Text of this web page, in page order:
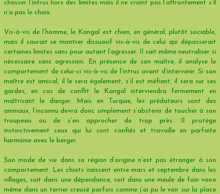
chasser l’intrus hors des limites mais il ne craint pas l’affrontement s’il
n’a pas le choix.
Vis-à-vis de l’homme, le Kangal est chien, en général, plutôt sociable,
mais il saurait se montrer dissuasif vis-à-vis de celui qui dépasserait
certaines limites sans pour autant l’agresser. Il sait même neutraliser si
nécessaire sans agression. En présence de son maître, il analyse le
comportement de celui-ci vis-à-vis de l’intrus avant d’intervenir. Si son
maître est amical, il le sera également, s’il est méfiant, il sera sur ses
gardes, en cas de conflit le Kangal interviendra fermement en
maîtrisant le danger. Mais en Turquie, les prédateurs sont des
animaux, l’inconnu devra donc simplement s’abstenir de toucher à son
troupeau ou de s’en approcher de trop près. Il protège
instinctivement ceux qui lui sont confiés et travaille en parfaite
harmonie avec le berger.
Son mode de vie dans sa région d’origine n’est pas étranger à son
comportement. Les chiots naissent entre mars et septembre dans les
villages, soit dans une dépendance, soit dans une meule de foin voire
même dans un terrier creusé parfois comme j’ai pu le voir sur la place